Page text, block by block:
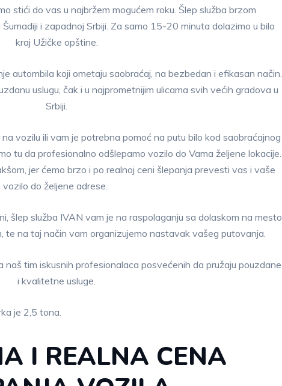
stići do vas u najbržem mogućem roku. Šlep služba brzom
i zapadnoj Srbiji. Za samo 15-20 minuta dolazimo u bilo
kraj Užičke opštine.
autombila koji ometaju saobraćaj, na bezbedan i efikasan način.
uslugu, čak i u najprometnijim ulicama svih većih gradova u
Srbiji.
vozilu ili vam je potrebna pomoć na putu bilo kod saobraćajnog
tu da profesionalno odšlepamo vozilo do Vama željene lokacije.
jer ćemo brzo i po realnoj ceni šlepanja prevesti vas i vaše
vozilo do željene adrese.
šlep služba IVAN vam je na raspolaganju sa dolaskom na mesto
te na taj način vam organizujemo nastavak vašeg putovanja.
naš tim iskusnih profesionalaca posvećenih da pružaju pouzdane
i kvalitetne usluge.
je 2,5 tona.
I REALNA CENA